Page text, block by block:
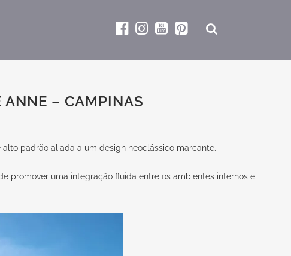
– CAMPINAS
padrão aliada a um design neoclássico marcante.
promover uma integração fluida entre os ambientes internos e